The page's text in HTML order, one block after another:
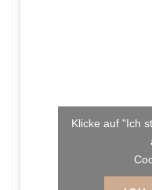
Klicke auf "Ich